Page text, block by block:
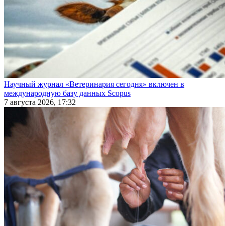
Научный журнал «Ветеринария сегодня» включен в
международную базу данных Scopus
7 августа 2026, 17:32